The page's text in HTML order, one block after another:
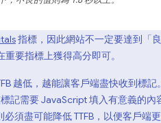
指標，因此網站不一定要達到「良
要指標上獲得高分即可。
越低，越能讓客戶端盡快收到標記
記需要 JavaScript 填入有意義的內
須盡可能降低 TTFB，以便客戶端